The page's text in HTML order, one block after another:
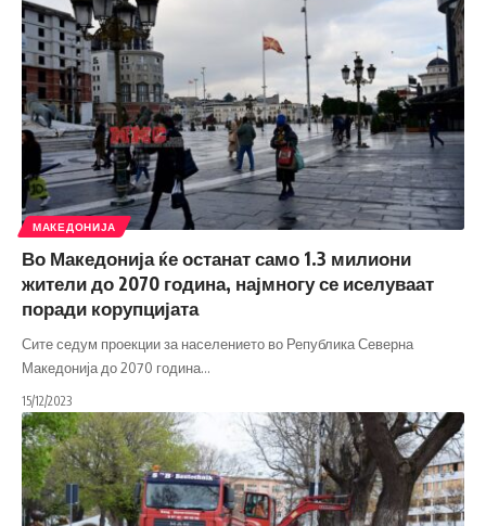
МАКЕДОНИЈА
Во Македонија ќе останат само 1.3 милиони
жители до 2070 година, најмногу се иселуваат
поради корупцијата
Сите седум проекции за населението во Република Северна
Македонија до 2070 година…
15/12/2023